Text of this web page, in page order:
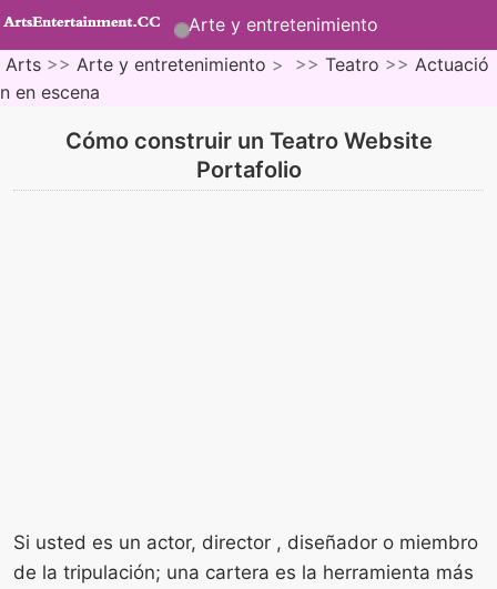
Arte y entretenimiento
Arts >> Arte y entretenimiento > >> Teatro >> Actuació
n en escena
Cómo construir un Teatro Website
Portafolio
Si usted es un actor, director , diseñador o miembro
de la tripulación; una cartera es la herramienta más